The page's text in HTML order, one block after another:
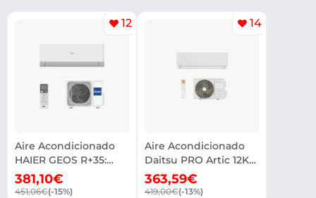
12
Aire Acondicionado
HAIER GEOS R+35:
Ahorra 70 euros
381,10€
451,06€(-15%)
14
Aire Acondicionado
Daitsu PRO Artic 12K
DS-12KZ-2
363,59€
419,00€(-13%)